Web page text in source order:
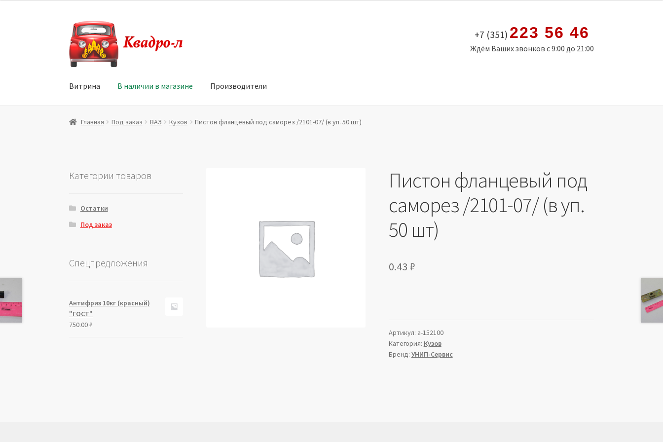
Перейти
к
навигации
Перейти
к
содержимому
+7 (351) 223 56 46
Ждём Ваших звонков с 9:00 до 21:00
Витрина В наличии в магазине Производители
Главная Витрина Мой аккаунт Политика в отношении обработки персональных данных
Главная Под заказ ВАЗ Кузов Пистон фланцевый под саморез /2101-07/ (в уп. 50 шт)
Пистон фланцевый под
саморез /2101-07/ (в уп.
50 шт)
0.43 ₽
Артикул: a-152100
Категория: Кузов
Бренд: УНИП-Сервис
Категории товаров
Остатки
Под заказ
Спецпредложения
Антифриз 10кг (красный)
"ГОСТ"
750.00₽